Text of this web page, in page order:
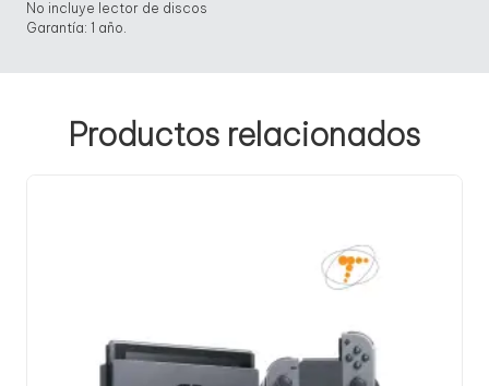
No incluye lector de discos
Garantía: 1 año.
Productos relacionados